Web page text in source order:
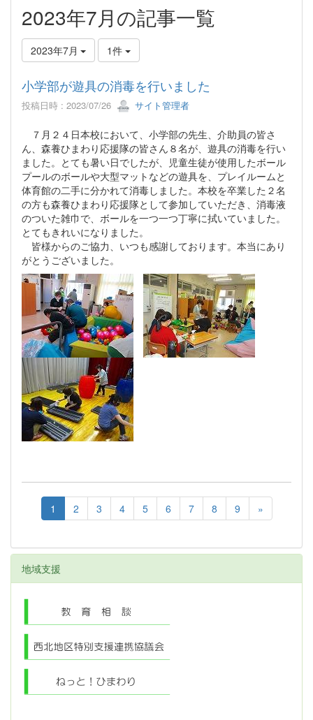
2023年7月の記事一覧
2023年7月 1件
小学部が遊具の消毒を行いました
投稿日時 : 2023/07/26 サイト管理者
７月２４日本校において、小学部の先生、介助員の皆さ
ん、森養ひまわり応援隊の皆さん８名が、遊具の消毒を行い
ました。とても暑い日でしたが、児童生徒が使用したボール
プールのボールや大型マットなどの遊具を、プレイルームと
体育館の二手に分かれて消毒しました。本校を卒業した２名
の方も森養ひまわり応援隊として参加していただき、消毒液
のついた雑巾で、ボールを一つ一つ丁寧に拭いていました。
とてもきれいになりました。
皆様からのご協力、いつも感謝しております。本当にあり
がとうございました。
1 2 3 4 5 6 7 8 9 »
地域支援